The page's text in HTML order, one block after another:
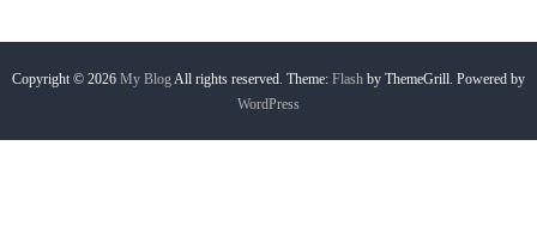
a
Copyright © 2026 My BlogAll rights reserved. Theme: Flash by ThemeGrill. Powered by
WordPress